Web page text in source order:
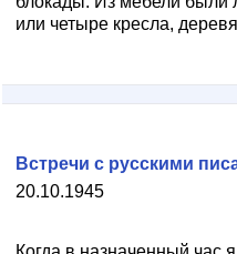
или четыре кресла,
20.10.1945
Встречи с русскими